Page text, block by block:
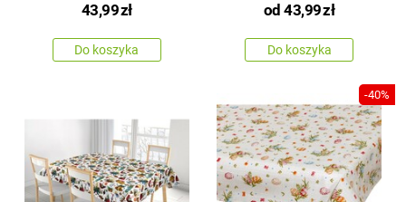
43,99zł
Do koszyka
od 43,99zł
Do koszyka
-40%